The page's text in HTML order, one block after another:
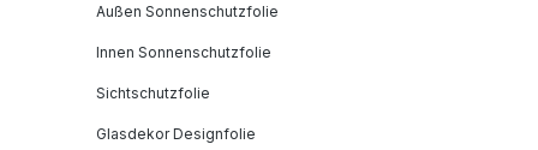
Außen Sonnenschutzfolie
Innen Sonnenschutzfolie
Sichtschutzfolie
Glasdekor Designfolie